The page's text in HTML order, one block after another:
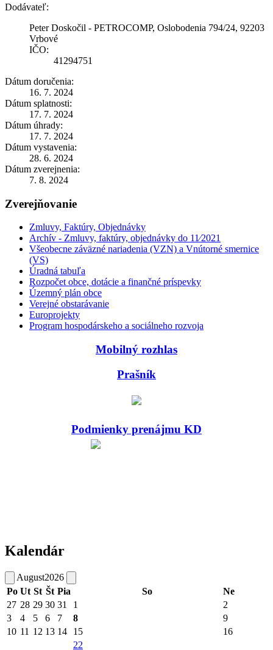
Dodávateľ:
Peter Doskočil - PETROCOMP, Oslobodenia 794/24, 92203
Vrbové
IČO:
41294751
Dátum doručenia:
16. 7. 2024
Dátum splatnosti:
17. 7. 2024
Dátum úhrady:
17. 7. 2024
Dátum vystavenia:
28. 6. 2024
Dátum zverejnenia:
7. 8. 2024
Zverejňovanie
Zmluvy, Faktúry, Objednávky
Archív - Zmluvy, faktúry, objednávky do 11⁄2021
Všeobecne záväzné nariadenia (VZN) a Vnútorné smernice
(VS)
Úradná tabuľa
Rozpočet obce, dotácie a finančné príspevky
Územný plán obce
Verejné obstarávanie
Europrojekty
Program hospodárskeho a sociálneho rozvoja
Mobilný rozhlas
Prašník
Podmienky prenájmu KD
Kalendár
August2026
Po Ut St Št Pia So
Ne
27 28 29 30 31 1
2
3
4 5 6 7 8
9
10 11 12 13 14 15
16
22